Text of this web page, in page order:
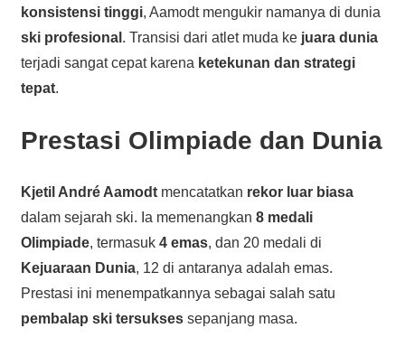
konsistensi tinggi, Aamodt mengukir namanya di dunia
ski profesional . Transisi dari atlet muda ke juara dunia
terjadi sangat cepat karena ketekunan dan strategi
tepat.
Prestasi Olimpiade dan Dunia
Kjetil André Aamodtmencatatkan rekor luar biasa
dalam sejarah ski. Ia memenangkan 8 medali
Olimpiade, termasuk 4 emas, dan 20 medali di
Kejuaraan Dunia, 12 di antaranya adalah emas.
Prestasi ini menempatkannya sebagai salah satu
pembalap ski tersuksessepanjang masa.